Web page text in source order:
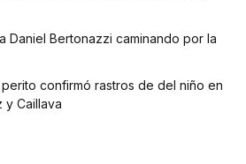
Daniel Bertonazzi caminando por la
confirmó rastros de del niño en
y Caillava